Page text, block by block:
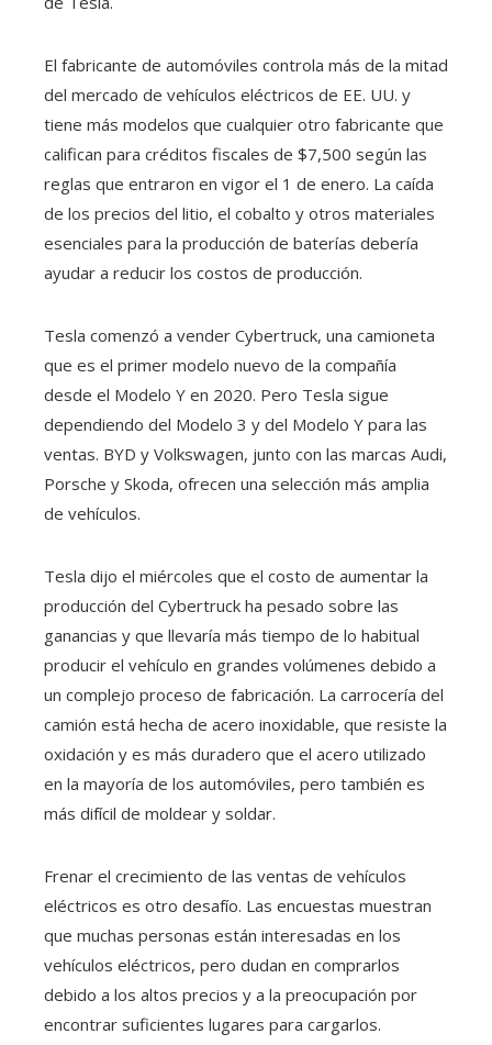
El fabricante de automóviles controla más de la mitad
del mercado de vehículos eléctricos de EE. UU. y
tiene más modelos que cualquier otro fabricante que
califican para créditos fiscales de $7,500 según las
reglas que entraron en vigor el 1 de enero. La caída
de los precios del litio, el cobalto y otros materiales
esenciales para la producción de baterías debería
ayudar a reducir los costos de producción.
Tesla comenzó a vender Cybertruck, una camioneta
que es el primer modelo nuevo de la compañía
desde el Modelo Y en 2020. Pero Tesla sigue
dependiendo del Modelo 3 y del Modelo Y para las
ventas. BYD y Volkswagen, junto con las marcas Audi,
Porsche y Skoda, ofrecen una selección más amplia
de vehículos.
Tesla dijo el miércoles que el costo de aumentar la
producción del Cybertruck ha pesado sobre las
ganancias y que llevaría más tiempo de lo habitual
producir el vehículo en grandes volúmenes debido a
un complejo proceso de fabricación. La carrocería del
camión está hecha de acero inoxidable, que resiste la
oxidación y es más duradero que el acero utilizado
en la mayoría de los automóviles, pero también es
más difícil de moldear y soldar.
Frenar el crecimiento de las ventas de vehículos
eléctricos es otro desafío. Las encuestas muestran
que muchas personas están interesadas en los
vehículos eléctricos, pero dudan en comprarlos
debido a los altos precios y a la preocupación por
encontrar suficientes lugares para cargarlos.